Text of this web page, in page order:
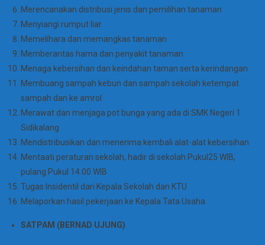
Merencanakan distribusi jenis dan pemilihan tanaman
Menyiangi rumput liar
Memelihara dan memangkas tanaman
Memberantas hama dan penyakit tanaman
Menaga kebersihan dan keindahan taman serta kerindangan
Membuang sampah kebun dan sampah sekolah ketempat
sampah dan ke amrol
Merawat dan menjaga pot bunga yang ada di SMK Negeri 1
Sidikalang
Mendistribusikan dan menerima kembali alat-alat kebersihan
Mentaati peraturan sekolah, hadir di sekolah Pukul25 WIB,
pulang Pukul 14.00 WIB
Tugas Insidentil dari Kepala Sekolah dan KTU
Melaporkan hasil pekerjaan ke Kepala Tata Usaha
SATPAM (BERNAD UJUNG)